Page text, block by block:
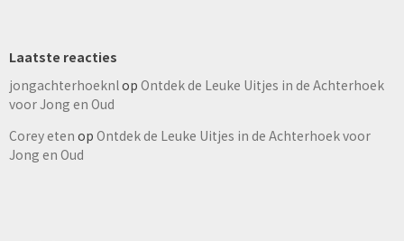
Laatste reacties
jongachterhoeknlop Ontdek de Leuke Uitjes in de Achterhoek
voor Jong en Oud
Corey eten op Ontdek de Leuke Uitjes in de Achterhoek voor
Jong en Oud